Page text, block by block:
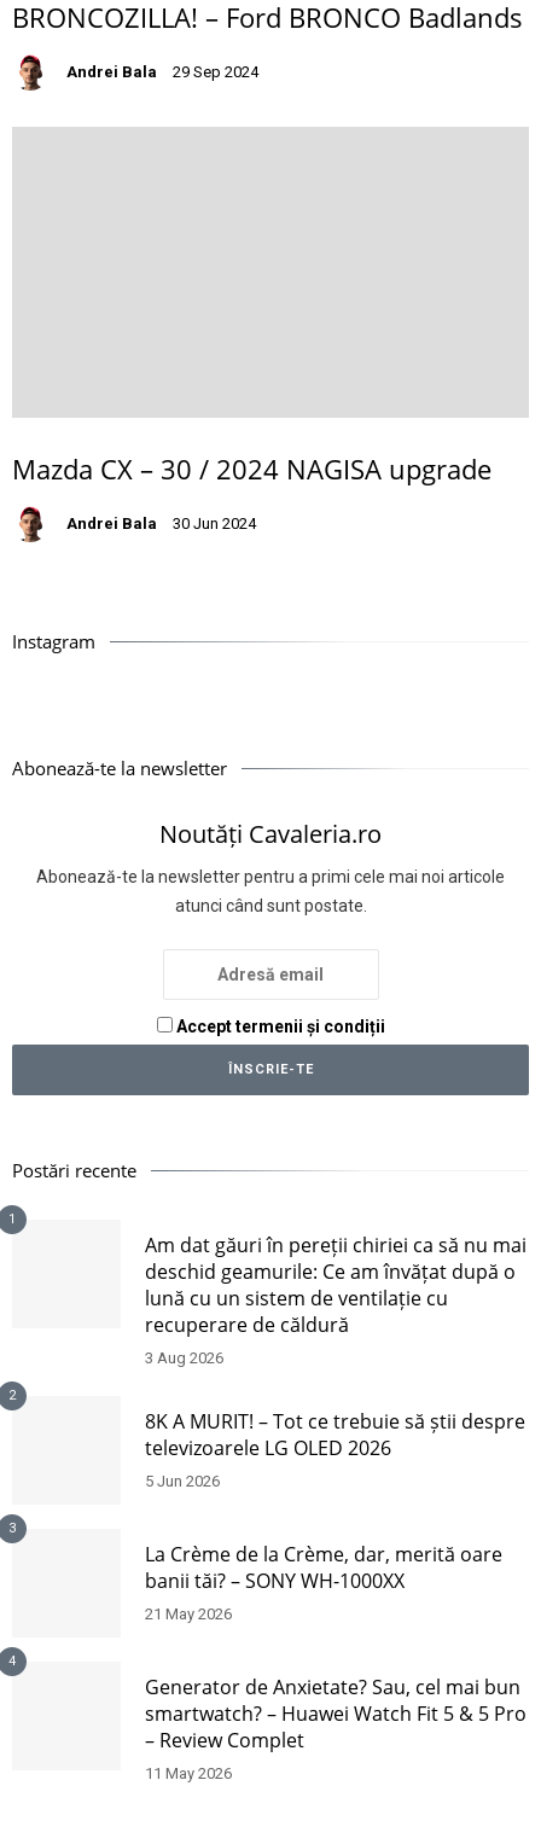
BRONCOZILLA! – Ford BRONCO Badlands
Andrei Bala 29 Sep 2024
Mazda CX – 30 / 2024 NAGISA upgrade
Andrei Bala 30 Jun 2024
Instagram
Abonează-te la newsletter
Noutăți Cavaleria.ro
Abonează-te la newsletter pentru a primi cele mai noi articole
atunci când sunt postate.
Accept termenii și condiții
Postări recente
1
Am dat găuri în pereții chiriei ca să nu mai
deschid geamurile: Ce am învățat după o
lună cu un sistem de ventilație cu
recuperare de căldură
3 Aug 2026
2
8K A MURIT! – Tot ce trebuie să știi despre
televizoarele LG OLED 2026
5 Jun 2026
3
La Crème de la Crème, dar, merită oare
banii tăi? – SONY WH-1000XX
21 May 2026
4
Generator de Anxietate? Sau, cel mai bun
smartwatch? – Huawei Watch Fit 5 & 5 Pro
– Review Complet
11 May 2026